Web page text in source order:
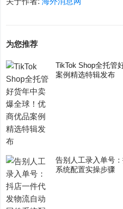
为您推荐
TikTok Shop全托管
案例精选特辑发布
告别人工录入单号
系统配置实操步骤